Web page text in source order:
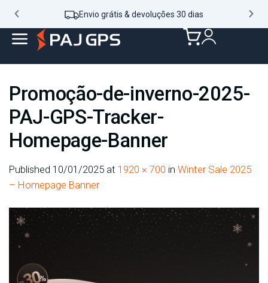
Envio grátis & devoluções 30 dias
Promoção-de-inverno-2025-
PAJ-GPS-Tracker-
Homepage-Banner
Published 10/01/2025 at 1920 × 700 in Winter Sale 2025
– Homepage Banner